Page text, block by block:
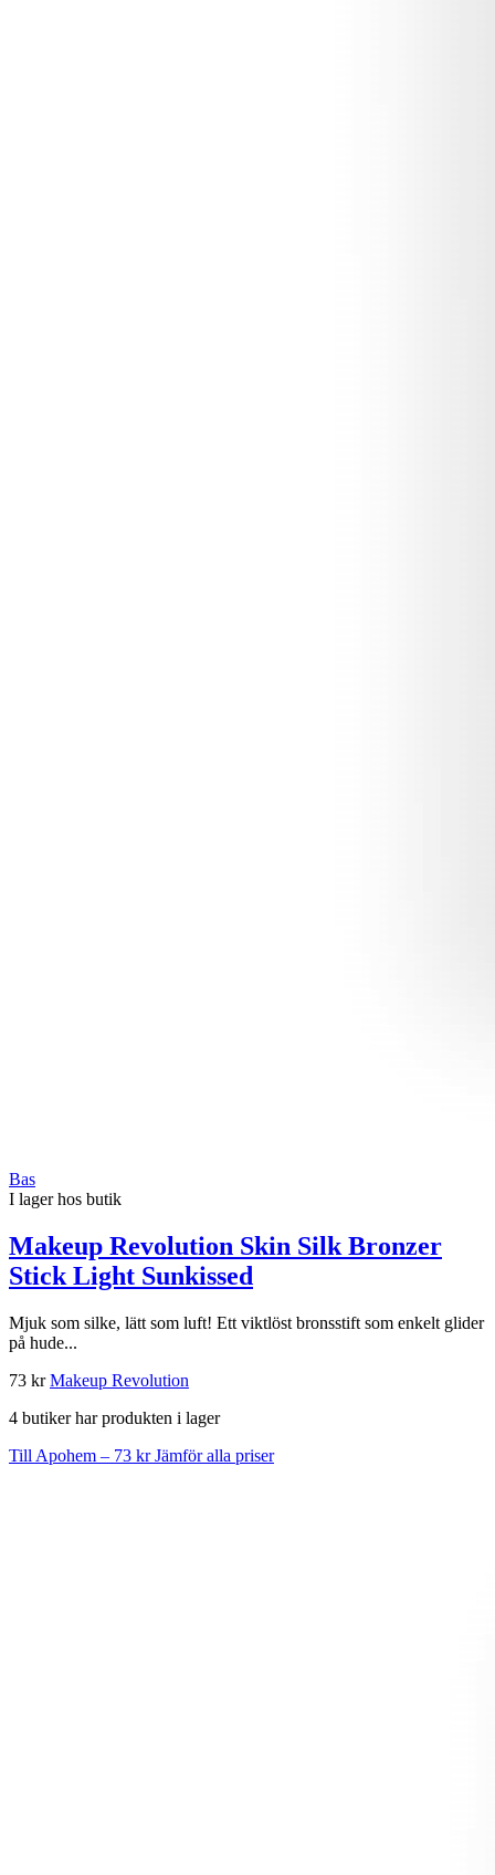
Bas
I lager hos butik
Makeup Revolution Skin Silk Bronzer
Stick Light Sunkissed
Mjuk som silke, lätt som luft! Ett viktlöst bronsstift som enkelt glider
på hude...
73 krMakeup Revolution
4 butiker har produkten i lager
Till Apohem – 73 krJämför alla priser